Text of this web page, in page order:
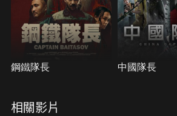
鋼鐵隊長 中國隊長
相關影片